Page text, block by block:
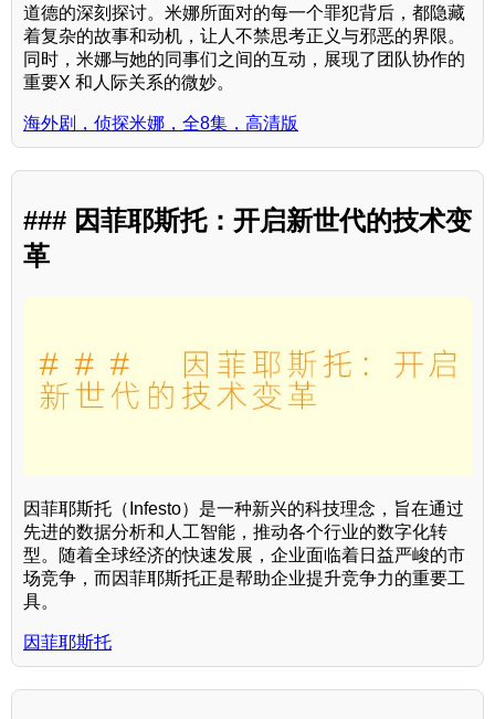
道德的深刻探讨。米娜所面对的每一个罪犯背后，都隐藏
着复杂的故事和动机，让人不禁思考正义与邪恶的界限。
同时，米娜与她的同事们之间的互动，展现了团队协作的
重要X 和人际关系的微妙。
海外剧，侦探米娜，全8集，高清版
### 因菲耶斯托：开启新世代的技术变
革
因菲耶斯托（Infesto）是一种新兴的科技理念，旨在通过
先进的数据分析和人工智能，推动各个行业的数字化转
型。随着全球经济的快速发展，企业面临着日益严峻的市
场竞争，而因菲耶斯托正是帮助企业提升竞争力的重要工
具。
因菲耶斯托